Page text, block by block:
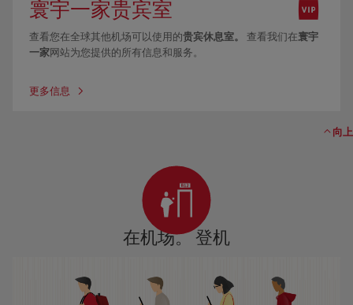
寰宇一家贵宾室
查看您在全球其他机场可以使用的贵宾休息室。 查看我们在寰宇
一家网站为您提供的所有信息和服务。
更多信息
向上
在机场。 登机